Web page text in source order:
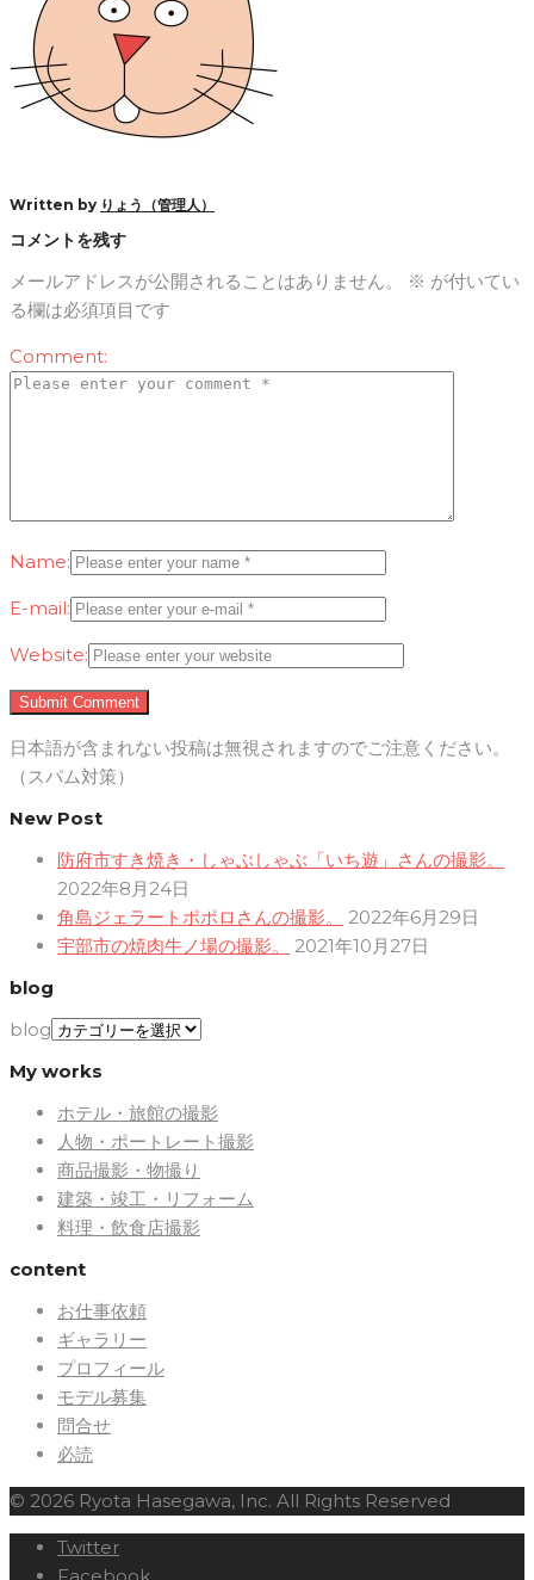
Written by りょう（管理人）
コメントを残す
メールアドレスが公開されることはありません。 ※ が付いてい
る欄は必須項目です
Comment:
Name:
E-mail:
Website:
日本語が含まれない投稿は無視されますのでご注意ください。
（スパム対策）
New Post
防府市すき焼き・しゃぶしゃぶ「いち遊」さんの撮影。
2022年8月24日
角島ジェラートポポロさんの撮影。
2022年6月29日
宇部市の焼肉牛ノ場の撮影。
2021年10月27日
blog
blog
My works
ホテル・旅館の撮影
人物・ポートレート撮影
商品撮影・物撮り
建築・竣工・リフォーム
料理・飲食店撮影
content
お仕事依頼
ギャラリー
プロフィール
モデル募集
問合せ
必読
© 2026 Ryota Hasegawa, Inc. All Rights Reserved
Twitter
Facebook